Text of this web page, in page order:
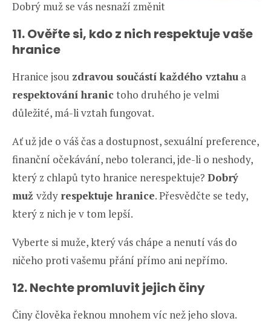
Dobrý muž se vás nesnaží změnit
11. Ověřte si, kdo z nich respektuje vaše
hranice
Hranice jsou zdravou součástí každého vztahu a
respektování hranic toho druhého je velmi
důležité, má-li vztah fungovat.
Ať už jde o váš čas a dostupnost, sexuální preference,
finanční očekávání, nebo toleranci, jde-li o neshody,
který z chlapů tyto hranice nerespektuje? Dobrý
muž vždy respektuje hranice. Přesvědčte se tedy,
který z nich je v tom lepší.
Vyberte si muže, který vás chápe a nenutí vás do
ničeho proti vašemu přání přímo ani nepřímo.
12. Nechte promluvit jejich činy
Činy člověka řeknou mnohem víc než jeho slova.